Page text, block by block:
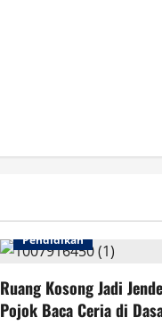
Pendidikan
Ruang Kosong Jadi
Pojok Baca Ceria di